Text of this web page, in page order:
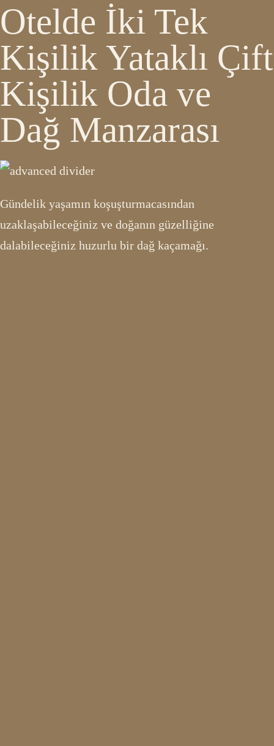
Otelde İki Tek
Kişilik Yataklı Çift
Kişilik Oda ve
Dağ Manzarası
Gündelik yaşamın koşuşturmacasından
uzaklaşabileceğiniz ve doğanın güzelliğine
dalabileceğiniz huzurlu bir dağ kaçamağı.